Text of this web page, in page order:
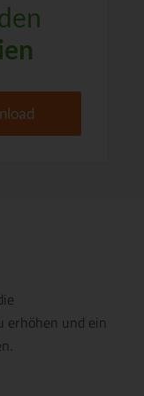
erhöhen und ein